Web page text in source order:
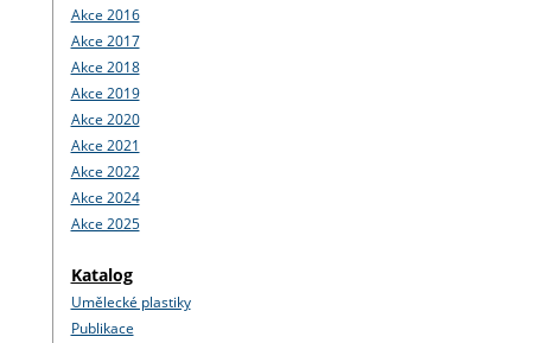
Akce 2016
Akce 2017
Akce 2018
Akce 2019
Akce 2020
Akce 2021
Akce 2022
Akce 2024
Akce 2025
Katalog
Umělecké plastiky
Publikace